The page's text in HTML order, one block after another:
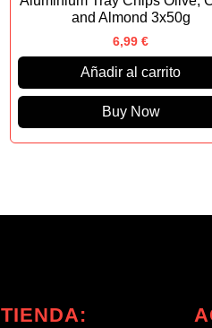
and Almond 3x50g
6,99 €
Añadir al carrito
Buy Now
TIENDA: